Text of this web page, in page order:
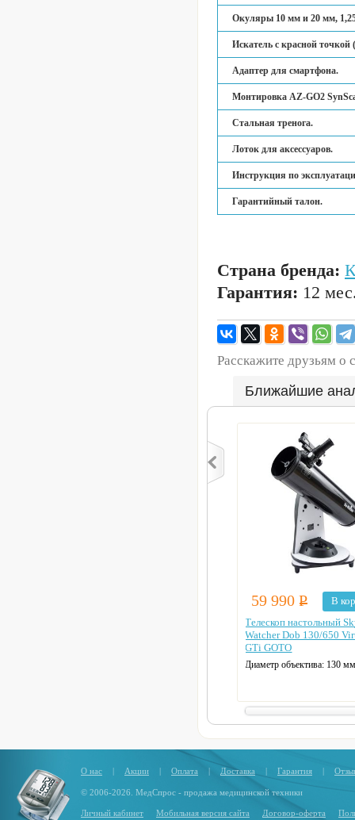
Окуляры 10 мм и 20 мм,
Искатель с красной точкой
Адаптер для смартфона.
Монтировка AZ-GO2
Стальная тренога.
Лоток для аксессуаров.
Инструкция по
Гарантийный талон.
Страна бренда:
Гарантия: 12
Расскажите друзьям о
Ближайшие
59 990Р
В
Телескоп настольный
Watcher Dob 130/650
GTi GOTO
Диаметр объектива: 130
Фокусное расстояние: 65
О нас | Акции | Оплата | Доставка | Гарантия |
© 2006-2026. МедСпрос - продажа медицинской техники
Личный кабинет Мобильная версия сайта Договор-оферта